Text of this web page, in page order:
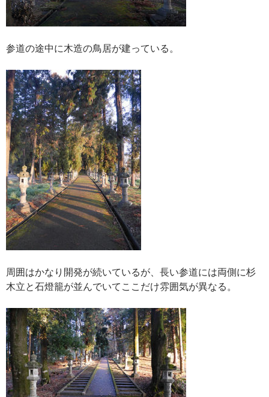
参道の途中に木造の鳥居が建っている。
周囲はかなり開発が続いているが、長い参道には両側に杉
木立と石燈籠が並んでいてここだけ雰囲気が異なる。